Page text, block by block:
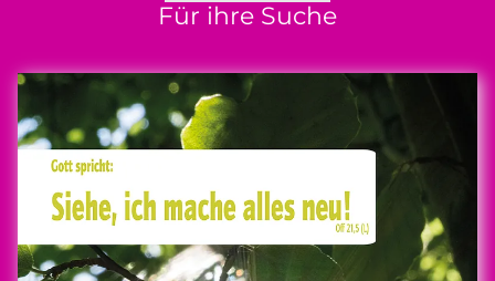
Für ihre Suche